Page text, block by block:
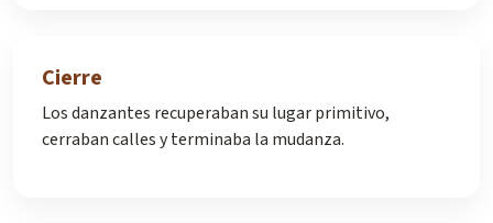
Cierre
Los danzantes recuperaban su lugar primitivo,
cerraban calles y terminaba la mudanza.